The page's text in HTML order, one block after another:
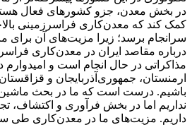
در بخش معدن، جزو کشورهای فعال
کمک کند که معدن‌‌‌کاری فراسرزمینی
سرانجام برسد؛ زیرا مزیت‌‌‌های آن برای
درباره مقاصد ایران در معدن‌‌‌کاری
مذاکراتی در حال انجام است و امیدوارم
ارمنستان، جمهوری‌آذربایجان و
باشیم. درست است که ما در بحث
نداریم اما در بخش فرآوری و اکتشاف،
داریم. مزیت‌های ما در معدن‌کاری طی